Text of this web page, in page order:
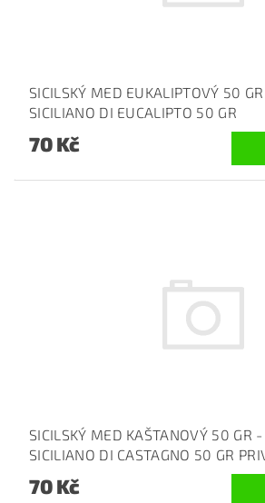
SICILSKÝ MED EUKALIPTOVÝ 50
SICILIANO DI EUCALIPTO 50 GR
70 Kč
SICILSKÝ MED KAŠTANOVÝ 50 GR
SICILIANO DI CASTAGNO 50 GR
70 Kč